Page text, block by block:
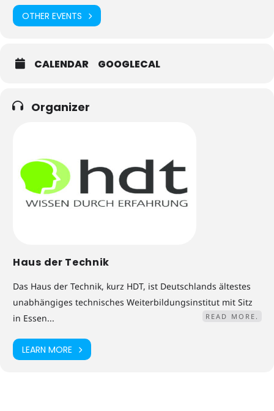
OTHER EVENTS
CALENDAR GOOGLECAL
Organizer
Haus der Technik
Das Haus der Technik, kurz HDT, ist Deutschlands ältestes
unabhängiges technisches Weiterbildungsinstitut mit Sitz
in Essen...
READ MORE.
LEARN MORE